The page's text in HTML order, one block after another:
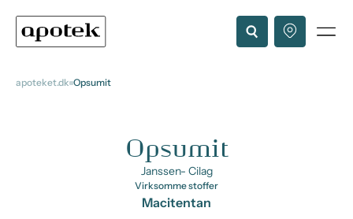
apoteket.dk Opsumit
Opsumit
Janssen- Cilag
Virksomme stoffer
Macitentan